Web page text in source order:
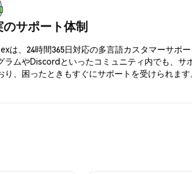
のサポート体制
は、24時間365日対応の多言語カスタマーサポ
ラムやDiscordといったコミュニティ内でも、サ
り、困ったときもすぐにサポートを受けられます